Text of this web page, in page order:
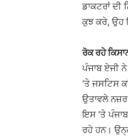
ਡਾਕਟਰਾਂ ਦੀ
ਕੁਝ ਕਰੇ,
ਰੋਕ ਰਹੇ
ਪੰਜਾਬ ਏਜੀ
‘ਤੇ ਜਸਟਿਸ
ਉਤਾਵਲੇ
ਇਸ ‘ਤੇ
ਰਹੇ ਹਨ।